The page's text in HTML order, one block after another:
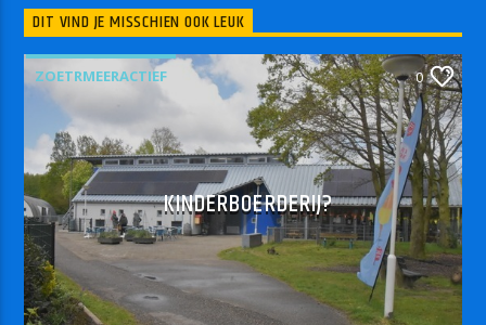
DIT VIND JE MISSCHIEN OOK LEUK
ZOETRMEERACTIEF 0
KINDERBOERDERIJ?